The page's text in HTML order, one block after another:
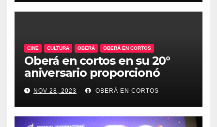
CINE CULTURA OBERÁ OBERÁ EN CORTOS
Oberá en cortos en su 20°
aniversario proporcionó
talleres audiovisuales.
NOV 28, 2023 OBERÁ EN CORTOS